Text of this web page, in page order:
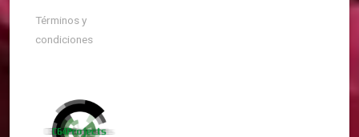
Términos y
condiciones